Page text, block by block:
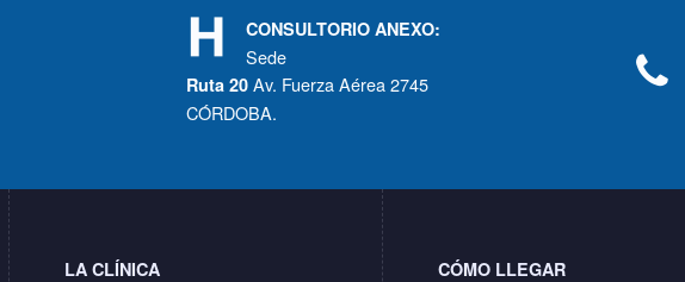
CONSULTORIO ANEXO:
Sede
Ruta 20Av. Fuerza Aérea 2745
CÓRDOBA.
LA CLÍNICA CÓMO LLEGAR